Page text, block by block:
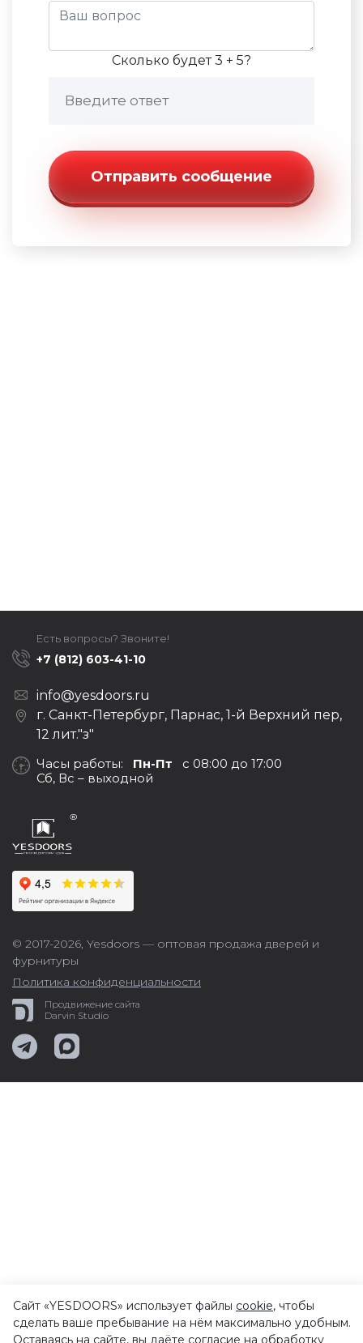
Сколько будет 3 + 5?
Отправить сообщение
© 2017-2026, Yesdoors — оптовая продажа дверей и
фурнитуры
Политика конфиденциальности
Продвижение сайта
Darvin Studio
Есть вопросы? Звоните!
+7 (812) 603-41-10
info@yesdoors.ru
г. Санкт-Петербург, Парнас, 1-й Верхний пер,
12 лит."з"
Часы работы: Пн-Пт с 08:00 до 17:00
Сб, Вс – выходной
Сайт «YESDOORS» использует файлы cookie, чтобы
сделать ваше пребывание на нём максимально удобным.
Оставаясь на сайте, вы даёте согласие на обработку